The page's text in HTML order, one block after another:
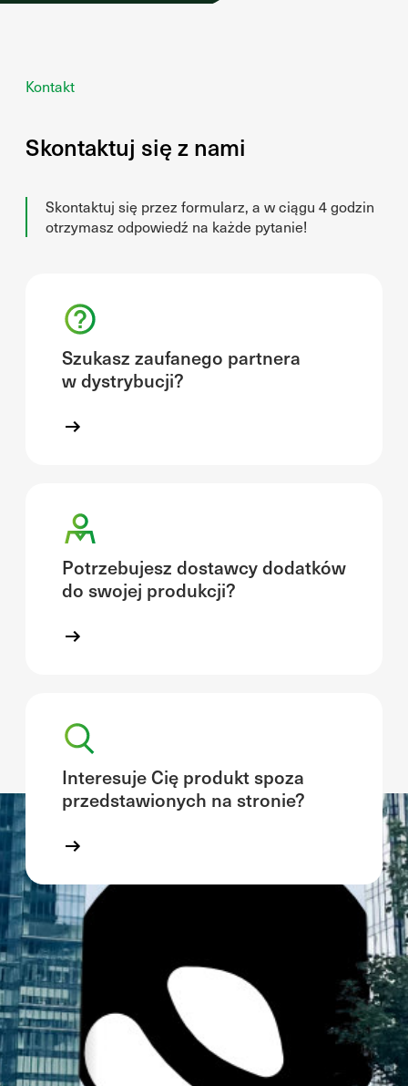
Kontakt
Skontaktuj się z nami
Skontaktuj się przez formularz, a w ciągu 4 godzin
otrzymasz odpowiedź na każde pytanie!
Szukasz zaufanego partnera
w dystrybucji?
Potrzebujesz dostawcy dodatków
do swojej produkcji?
Interesuje Cię produkt spoza
przedstawionych na stronie?